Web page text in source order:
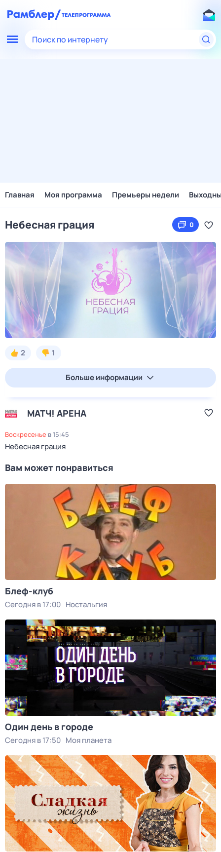
Поиск по интернету
Главная Моя программа Премьеры недели
Небесная грация 0
2 1
Больше информации
МАТЧ! АРЕНА
воскресенье в15:45
Небесная грация
Вам может понравиться
Блеф-клуб
Сегодня в 17:00 Ностальгия
Один день в городе
Сегодня в 17:50 Моя планета